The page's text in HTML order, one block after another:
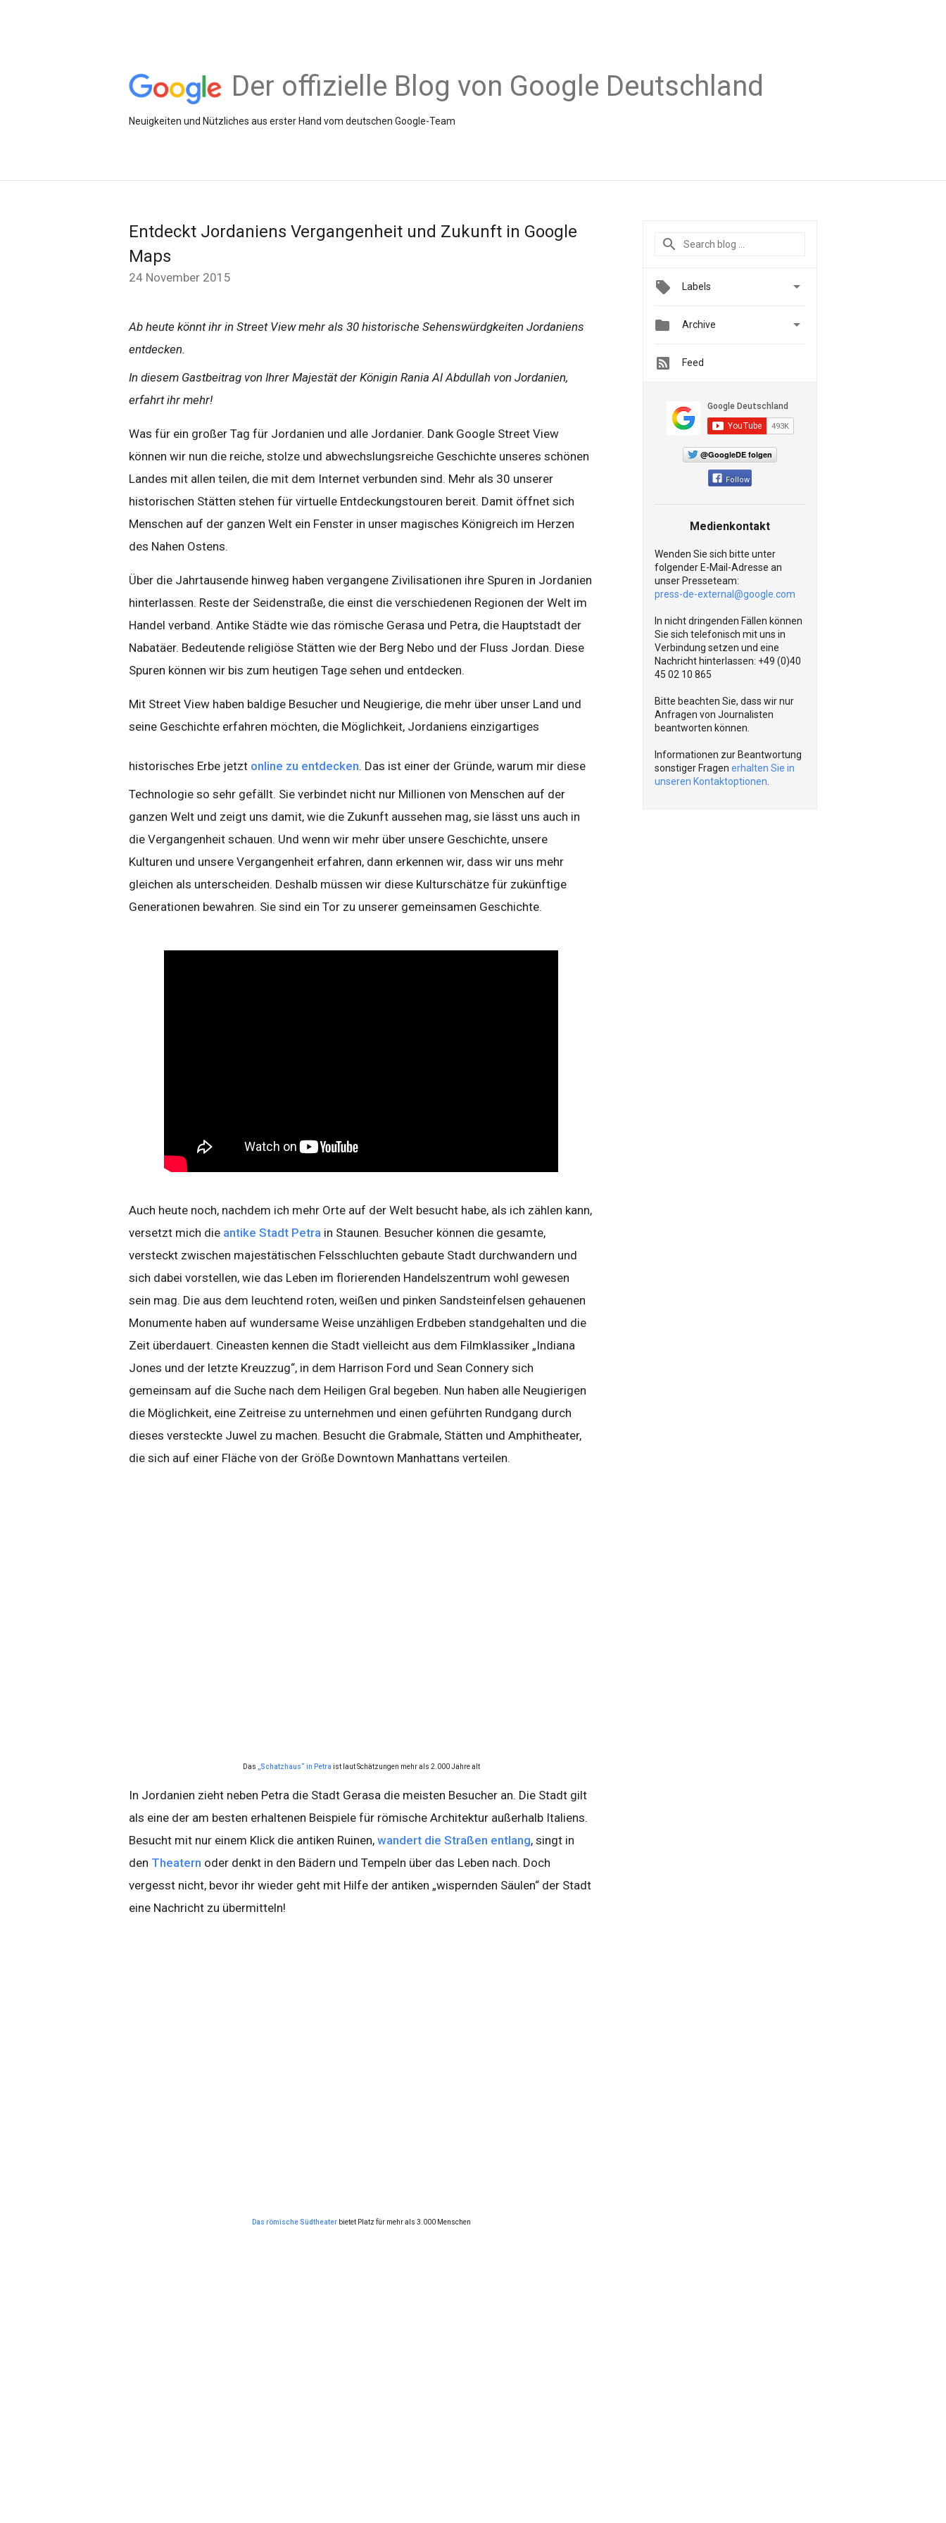
Der offizielle Blog von Google Deutschland
Neuigkeiten und Nützliches aus erster Hand vom deutschen Google-Team
Entdeckt Jordaniens Vergangenheit und Zukunft in Google
Maps
24 November 2015
Ab heute könnt ihr in Street View mehr als 30 historische Sehenswürdgkeiten Jordaniens
entdecken.
In diesem Gastbeitrag von Ihrer Majestät der Königin Rania Al Abdullah von Jordanien,
erfahrt ihr mehr!
Was für ein großer Tag für Jordanien und alle Jordanier. Dank Google Street View
können wir nun die reiche, stolze und abwechslungsreiche Geschichte unseres schönen
Landes mit allen teilen, die mit dem Internet verbunden sind. Mehr als 30 unserer
historischen Stätten stehen für virtuelle Entdeckungstouren bereit. Damit öffnet sich
Menschen auf der ganzen Welt ein Fenster in unser magisches Königreich im Herzen
des Nahen Ostens.
Über die Jahrtausende hinweg haben vergangene Zivilisationen ihre Spuren in Jordanien
hinterlassen. Reste der Seidenstraße, die einst die verschiedenen Regionen der Welt im
Handel verband. Antike Städte wie das römische Gerasa und Petra, die Hauptstadt der
Nabatäer. Bedeutende religiöse Stätten wie der Berg Nebo und der Fluss Jordan. Diese
Spuren können wir bis zum heutigen Tage sehen und entdecken.
Mit Street View haben baldige Besucher und Neugierige, die mehr über unser Land und
seine Geschichte erfahren möchten, die Möglichkeit, Jordaniens einzigartiges
historisches Erbe jetzt online zu entdecken. Das ist einer der Gründe, warum mir diese
Technologie so sehr gefällt. Sie verbindet nicht nur Millionen von Menschen auf der
ganzen Welt und zeigt uns damit, wie die Zukunft aussehen mag, sie lässt uns auch in
die Vergangenheit schauen. Und wenn wir mehr über unsere Geschichte, unsere
Kulturen und unsere Vergangenheit erfahren, dann erkennen wir, dass wir uns mehr
gleichen als unterscheiden. Deshalb müssen wir diese Kulturschätze für zukünftige
Generationen bewahren. Sie sind ein Tor zu unserer gemeinsamen Geschichte.
Auch heute noch, nachdem ich mehr Orte auf der Welt besucht habe, als ich zählen kann,
versetzt mich die antike Stadt Petra in Staunen. Besucher können die gesamte,
versteckt zwischen majestätischen Felsschluchten gebaute Stadt durchwandern und
sich dabei vorstellen, wie das Leben im florierenden Handelszentrum wohl gewesen
sein mag. Die aus dem leuchtend roten, weißen und pinken Sandsteinfelsen gehauenen
Monumente haben auf wundersame Weise unzähligen Erdbeben standgehalten und die
Zeit überdauert. Cineasten kennen die Stadt vielleicht aus dem Filmklassiker „Indiana
Jones und der letzte Kreuzzug“, in dem Harrison Ford und Sean Connery sich
gemeinsam auf die Suche nach dem Heiligen Gral begeben. Nun haben alle Neugierigen
die Möglichkeit, eine Zeitreise zu unternehmen und einen geführten Rundgang durch
dieses versteckte Juwel zu machen. Besucht die Grabmale, Stätten und Amphitheater,
die sich auf einer Fläche von der Größe Downtown Manhattans verteilen.
Das „Schatzhaus“ in Petra ist laut Schätzungen mehr als 2.000 Jahre alt
In Jordanien zieht neben Petra die Stadt Gerasa die meisten Besucher an. Die Stadt gilt
als eine der am besten erhaltenen Beispiele für römische Architektur außerhalb Italiens.
Besucht mit nur einem Klick die antiken Ruinen, wandert die Straßen entlang, singt in
den Theatern oder denkt in den Bädern und Tempeln über das Leben nach. Doch
vergesst nicht, bevor ihr wieder geht mit Hilfe der antiken „wispernden Säulen“ der Stadt
eine Nachricht zu übermitteln!
Das römische Südtheaterbietet Platz für mehr als 3.000 Menschen
Labels 
 Archive 
Feed
@GoogleDE folgen
Follow
Medienkontakt
Wenden Sie sich bitte unter
folgender E-Mail-Adresse an
unser Presseteam:
press-de-external@google.com
In nicht dringenden Fällen können
Sie sich telefonisch mit uns in
Verbindung setzen und eine
Nachricht hinterlassen: +49 (0)40
45 02 10 865
Bitte beachten Sie, dass wir nur
Anfragen von Journalisten
beantworten können.
Informationen zur Beantwortung
sonstiger Fragen erhalten Sie in
unseren Kontaktoptionen